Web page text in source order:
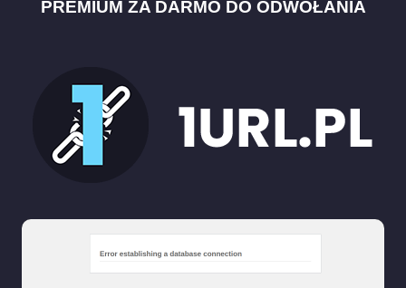
PREMIUM ZA DARMO DO ODWOŁANIA